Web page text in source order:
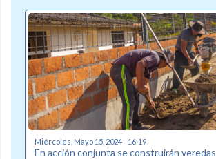
Miércoles, Mayo 15, 2024 - 16:19
En acción conjunta se construirán veredas